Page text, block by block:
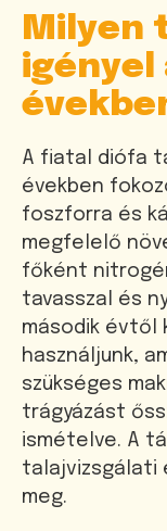
Milyen
igényel
A fiatal diófa
években
foszforra és
megfelelő
főként
tavasszal és
második évtől
használjunk,
szükséges
trágyázást
ismételve. A
talajvizsgálati
meg.